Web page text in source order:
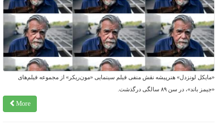
لونزدل» هنرپیشه نقش منفی فیلم سینمایی «مون‌ریکر» از مجموعه فیلم‌های
باند»، در سن ۸۹ سالگی درگذشت.
More